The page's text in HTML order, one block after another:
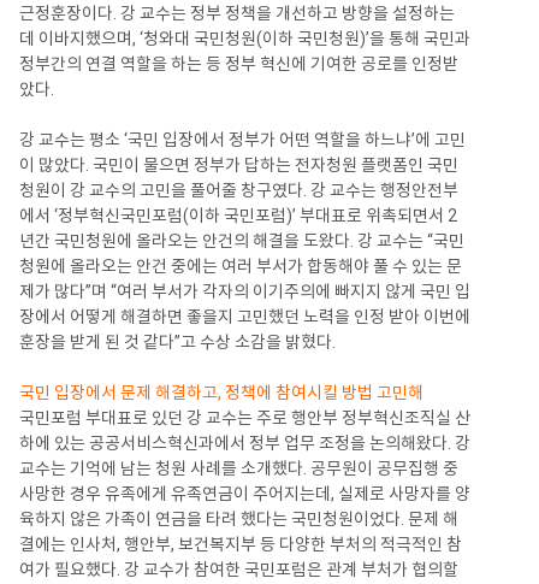
근정훈장이다. 강 교수는 정부 정책을 개선하고 방향을 설정하는
데 이바지했으며, ‘청와대 국민청원(이하 국민청원)’을 통해 국민과
정부간의 연결 역할을 하는 등 정부 혁신에 기여한 공로를 인정받
았다.
강 교수는 평소 ‘국민 입장에서 정부가 어떤 역할을 하느냐’에 고민
이 많았다. 국민이 물으면 정부가 답하는 전자청원 플랫폼인 국민
청원이 강 교수의 고민을 풀어줄 창구였다. 강 교수는 행정안전부
에서 ‘정부혁신국민포럼(이하 국민포럼)’ 부대표로 위촉되면서 2
년간 국민청원에 올라오는 안건의 해결을 도왔다. 강 교수는 “국민
청원에 올라오는 안건 중에는 여러 부서가 합동해야 풀 수 있는 문
제가 많다”며 “여러 부서가 각자의 이기주의에 빠지지 않게 국민 입
장에서 어떻게 해결하면 좋을지 고민했던 노력을 인정 받아 이번에
훈장을 받게 된 것 같다”고 수상 소감을 밝혔다.
국민 입장에서 문제 해결하고, 정책에 참여시킬 방법 고민해
국민포럼 부대표로 있던 강 교수는 주로 행안부 정부혁신조직실 산
하에 있는 공공서비스혁신과에서 정부 업무 조정을 논의해왔다. 강
교수는 기억에 남는 청원 사례를 소개했다. 공무원이 공무집행 중
사망한 경우 유족에게 유족연금이 주어지는데, 실제로 사망자를 양
육하지 않은 가족이 연금을 타려 했다는 국민청원이었다. 문제 해
결에는 인사처, 행안부, 보건복지부 등 다양한 부처의 적극적인 참
여가 필요했다. 강 교수가 참여한 국민포럼은 관계 부처가 협의할